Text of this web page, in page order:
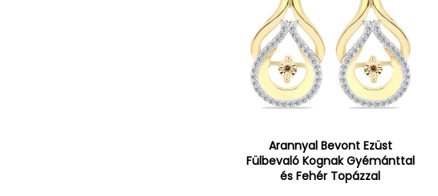
Arannyal Bevont Ezüst
Fülbevaló Kognak Gyémánttal
és Fehér Topázzal